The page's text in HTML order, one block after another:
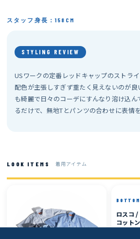
スタッフ身長：158CM
STYLING REVIEW
USワークの定番レッドキャップのストライ
配色が主張しすぎず重たく見えないのが良
も綺麗で日々のコーデにすんなり溶け込
るだけで、無地Tとパンツの合わせに表情を
LOOK ITEMS 着用アイテム
ロスコ /
コット